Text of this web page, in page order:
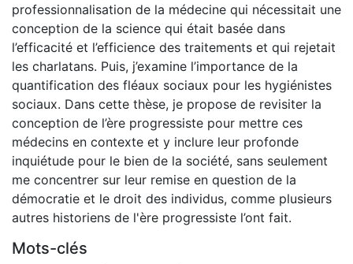
professionnalisation de la médecine qui nécessitait une
conception de la science qui était basée dans
l’efficacité et l’efficience des traitements et qui rejetait
les charlatans. Puis, j’examine l’importance de la
quantification des fléaux sociaux pour les hygiénistes
sociaux. Dans cette thèse, je propose de revisiter la
conception de l’ère progressiste pour mettre ces
médecins en contexte et y inclure leur profonde
inquiétude pour le bien de la société, sans seulement
me concentrer sur leur remise en question de la
démocratie et le droit des individus, comme plusieurs
autres historiens de l'ère progressiste l’ont fait.
Mots-clés